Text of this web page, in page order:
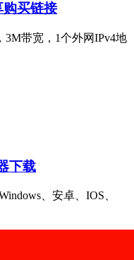
购买链接
3M带宽，1个外网IPv4地
下载
、安卓、IOS、